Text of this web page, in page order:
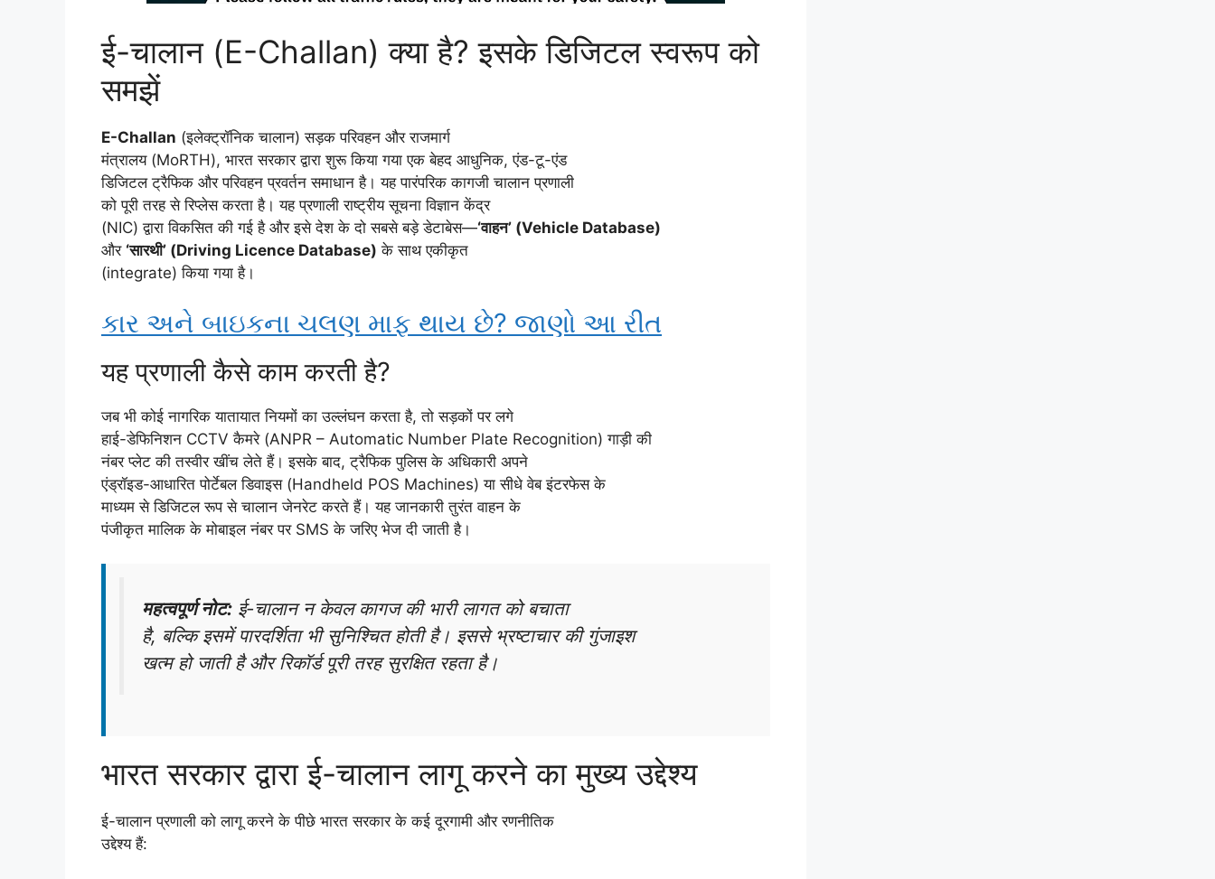
ई-चालान (E-Challan) क्या है? इसके डिजिटल स्वरूप को
समझें
E-Challan (इलेक्ट्रॉनिक चालान) सड़क परिवहन और राजमार्ग
मंत्रालय (MoRTH), भारत सरकार द्वारा शुरू किया गया एक बेहद आधुनिक, एंड-टू-एंड
डिजिटल ट्रैफिक और परिवहन प्रवर्तन समाधान है। यह पारंपरिक कागजी चालान प्रणाली
को पूरी तरह से रिप्लेस करता है। यह प्रणाली राष्ट्रीय सूचना विज्ञान केंद्र
(NIC) द्वारा विकसित की गई है और इसे देश के दो सबसे बड़े डेटाबेस—‘वाहन’ (Vehicle Database)
और ‘सारथी’ (Driving Licence Database) के साथ एकीकृत
(integrate) किया गया है।
કાર અને બાઇકના ચલણ માફ થાય છે? જાણો આ રીત
यह प्रणाली कैसे काम करती है?
जब भी कोई नागरिक यातायात नियमों का उल्लंघन करता है, तो सड़कों पर लगे
हाई-डेफिनिशन CCTV कैमरे (ANPR – Automatic Number Plate Recognition) गाड़ी की
नंबर प्लेट की तस्वीर खींच लेते हैं। इसके बाद, ट्रैफिक पुलिस के अधिकारी अपने
एंड्रॉइड-आधारित पोर्टेबल डिवाइस (Handheld POS Machines) या सीधे वेब इंटरफेस के
माध्यम से डिजिटल रूप से चालान जेनरेट करते हैं। यह जानकारी तुरंत वाहन के
पंजीकृत मालिक के मोबाइल नंबर पर SMS के जरिए भेज दी जाती है।
महत्वपूर्ण नोट: ई-चालान न केवल कागज की भारी लागत को बचाता
है, बल्कि इसमें पारदर्शिता भी सुनिश्चित होती है। इससे भ्रष्टाचार की गुंजाइश
खत्म हो जाती है और रिकॉर्ड पूरी तरह सुरक्षित रहता है।
भारत सरकार द्वारा ई-चालान लागू करने का मुख्य उद्देश्य
ई-चालान प्रणाली को लागू करने के पीछे भारत सरकार के कई दूरगामी और रणनीतिक
उद्देश्य हैं: